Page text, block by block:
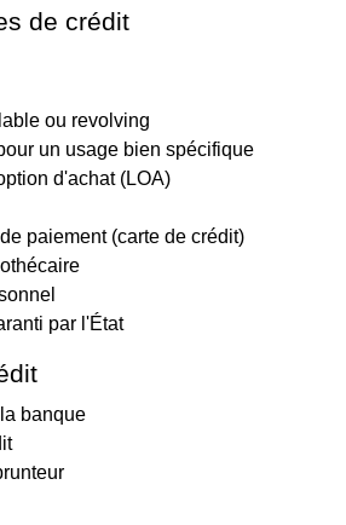
de crédit
ou revolving
un usage bien spécifique
d'achat (LOA)
paiement (carte de crédit)
par l'État
banque